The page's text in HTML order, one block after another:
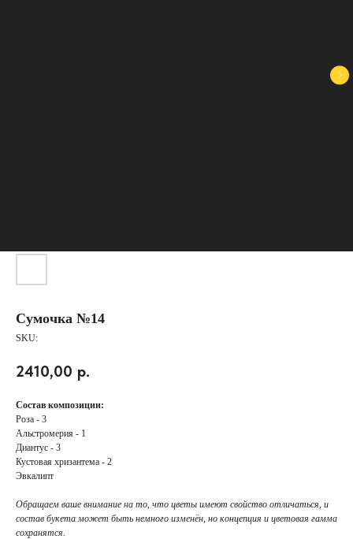
Сумочка №14
SKU:
2410,00 р.
Состав композиции:
Роза - 3
Альстромерия - 1
Диантус - 3
Кустовая хризантема - 2
Эвкалипт
Обращаем ваше внимание на то, что цветы имеют свойство отличаться, и
состав букета может быть немного изменён, но концепция и цветовая гамма
сохранятся.
АКЦИИ
КОМПОЗИЦИИ
РОЗЫ
МОНОБУКЕТЫ
ИГРУШКИ
БЕНТО
БУКЕТ НЕВЕСТЫ